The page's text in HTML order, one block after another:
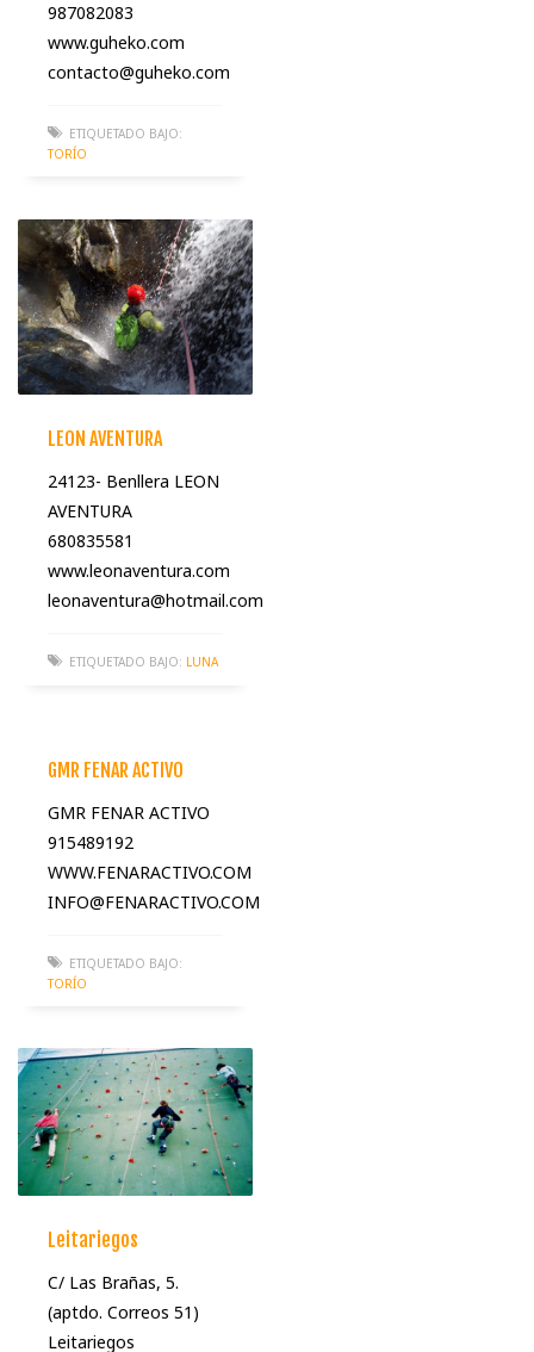
987082083
www.guheko.com
contacto@guheko.com
ETIQUETADO BAJO:
TORÍO
LEON AVENTURA
24123- Benllera LEON
AVENTURA
680835581
www.leonaventura.com
leonaventura@hotmail.com
ETIQUETADO BAJO: LUNA
GMR FENAR ACTIVO
GMR FENAR ACTIVO
915489192
WWW.FENARACTIVO.COM
INFO@FENARACTIVO.COM
ETIQUETADO BAJO:
TORÍO
Leitariegos
C/ Las Brañas, 5.
(aptdo. Correos 51)
Leitariegos